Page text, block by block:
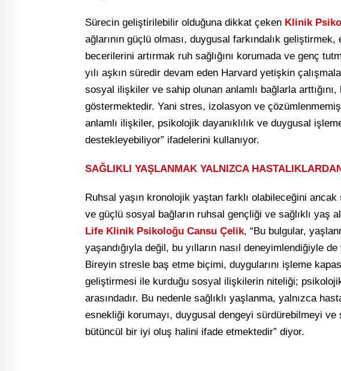
Sürecin geliştirilebilir olduğuna dikkat çeken Klinik
ağlarının güçlü olması, duygusal farkındalık
becerilerini artırmak ruh sağlığını korumada ve genç
yılı aşkın süredir devam eden Harvard yetişkin
sosyal ilişkiler ve sahip olunan anlamlı bağlarla
göstermektedir. Yani stres, izolasyon ve
anlamlı ilişkiler, psikolojik dayanıklılık ve duygusal
destekleyebiliyor” ifadelerini kullanıyor.
SAĞLIKLI YAŞLANMAK YALNIZCA
Ruhsal yaşın kronolojik yaştan farklı olabileceğini
ve güçlü sosyal bağların ruhsal gençliği ve sağlıklı yaş
Life Klinik Psikoloğu Cansu Çelik, “Bu bulgular,
yaşandığıyla değil, bu yılların nasıl deneyimlendiğiyle
Bireyin stresle baş etme biçimi, duygularını işleme
geliştirmesi ile kurduğu sosyal ilişkilerin niteliği;
arasındadır. Bu nedenle sağlıklı yaşlanma, yalnızca
esnekliği korumayı, duygusal dengeyi sürdürebilmeyi ve
bütüncül bir iyi oluş halini ifade etmektedir” diyor.